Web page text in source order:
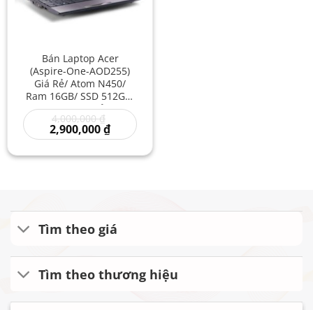
Bán Laptop Acer
(Aspire-One-AOD255)
Giá Rẻ/ Atom N450/
Ram 16GB/ SSD 512GB/
– Laptop Giá Rẻ Hcm
4,000,000₫
gốc
là:
2,900,000₫Giá
hiện
là:
Tìm theo giá
Tìm theo thương hiệu